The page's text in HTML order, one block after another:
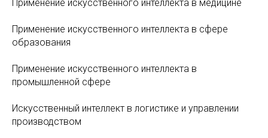
Применение искусственного интеллекта в медицине
Применение искусственного интеллекта в сфере
образования
Применение искусственного интеллекта в
промышленной сфере
Искусственный интеллект в логистике и управлении
производством